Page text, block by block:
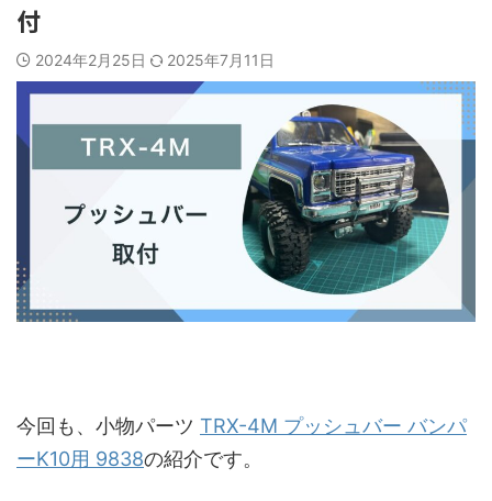
付
2024年2月25日 2025年7月11日
今回も、小物パーツ TRX-4M プッシュバー バンパ
ーK10用 9838の紹介です。